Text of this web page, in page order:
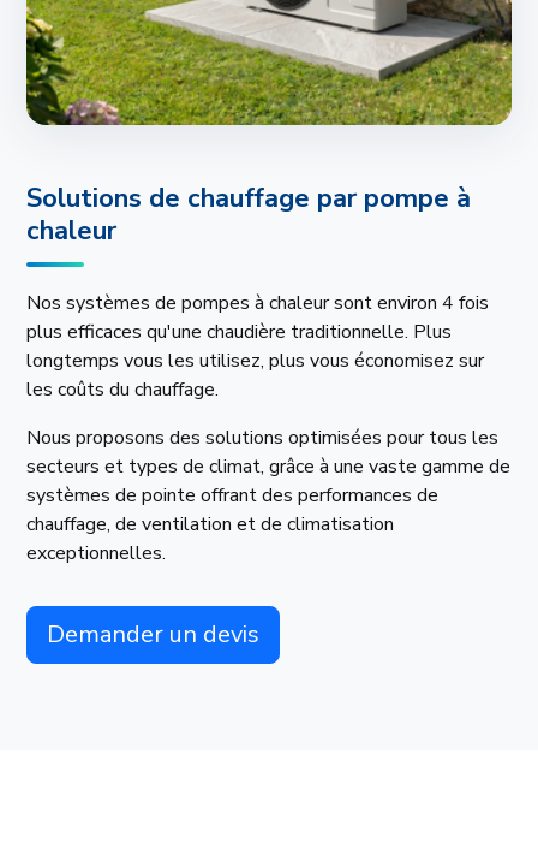
Solutions de chauffage par pompe à
chaleur
Nos systèmes de pompes à chaleur sont environ 4 fois
plus efficaces qu'une chaudière traditionnelle. Plus
longtemps vous les utilisez, plus vous économisez sur
les coûts du chauffage.
Nous proposons des solutions optimisées pour tous les
secteurs et types de climat, grâce à une vaste gamme de
systèmes de pointe offrant des performances de
chauffage, de ventilation et de climatisation
exceptionnelles.
Demander un devis